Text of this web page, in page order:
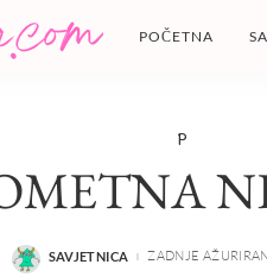
POČETNA
P
POSTED
SAVJETNICA ZADNJE